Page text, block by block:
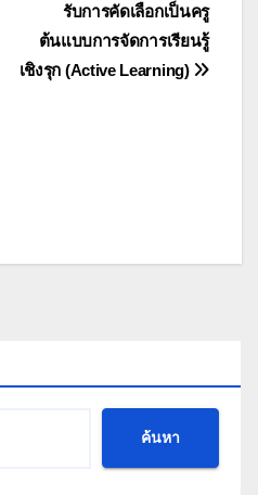
รับการคัดเลือกเป็นครู
ต้นแบบการจัดการเรียนรู้
เชิงรุก (Active Learning)
ค้นหา